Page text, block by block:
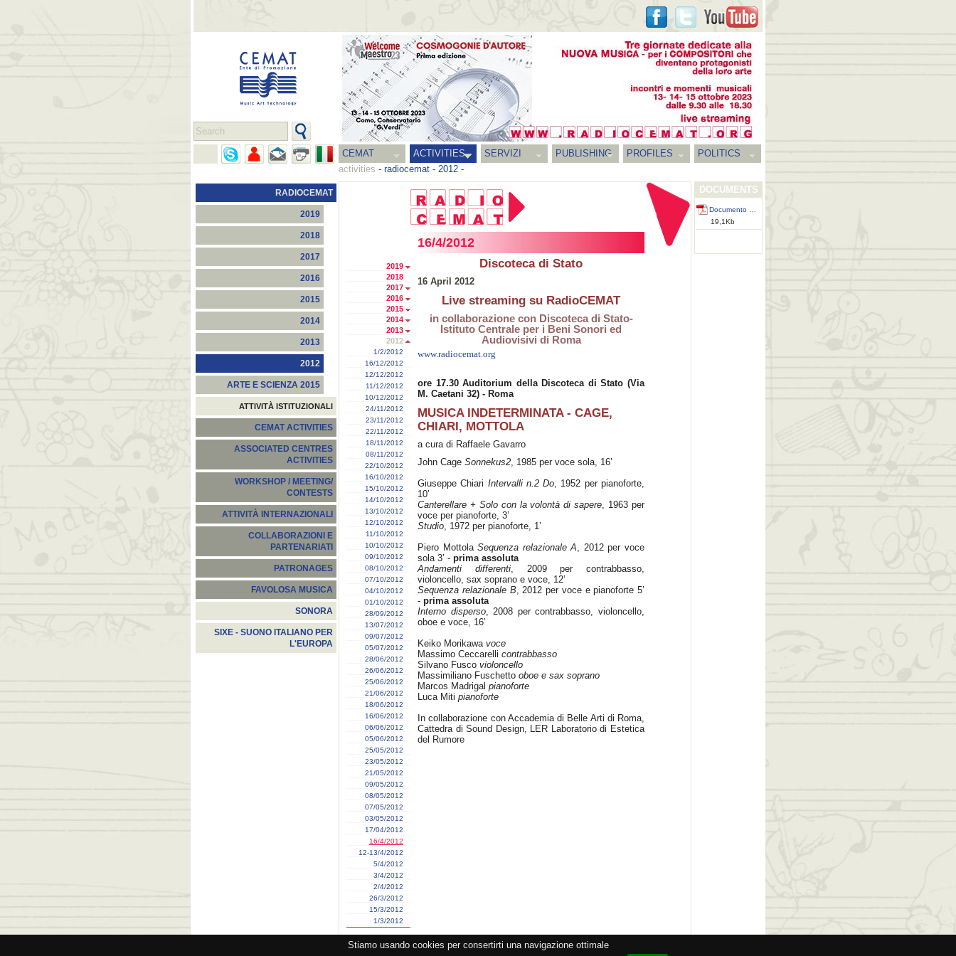
Stiamo usando cookies per consertirti una navigazione ottimale
CEMAT ACTIVITIES SERVIZI PUBLISHING PROFILES
POLITICS
activities - radiocemat - 2012 -
RADIOCEMAT
2019
2018
2017
2016
2015
2014
2013
2012
ARTE E SCIENZA 2015
ATTIVITÀ ISTITUZIONALI
CEMAT ACTIVITIES
ASSOCIATED CENTRES
ACTIVITIES
WORKSHOP / MEETING/
CONTESTS
ATTIVITÀ INTERNAZIONALI
COLLABORAZIONI E
PARTENARIATI
PATRONAGES
FAVOLOSA MUSICA
SONORA
SIXE - SUONO ITALIANO PER
L'EUROPA
2019
2018
2017
2016
2015
2014
2013
2012
1/2/2012
16/12/2012
12/12/2012
11/12/2012
10/12/2012
24/11/2012
23/11/2012
22/11/2012
18/11/2012
08/11/2012
22/10/2012
16/10/2012
15/10/2012
14/10/2012
13/10/2012
12/10/2012
11/10/2012
10/10/2012
09/10/2012
08/10/2012
07/10/2012
04/10/2012
01/10/2012
28/09/2012
13/07/2012
09/07/2012
05/07/2012
28/06/2012
26/06/2012
25/06/2012
21/06/2012
18/06/2012
16/06/2012
06/06/2012
05/06/2012
25/05/2012
23/05/2012
21/05/2012
09/05/2012
08/05/2012
07/05/2012
03/05/2012
17/04/2012
16/4/2012
12-13/4/2012
5/4/2012
3/4/2012
2/4/2012
26/3/2012
15/3/2012
1/3/2012
16/4/2012
Discoteca di Stato
16 April 2012
Live streaming su RadioCEMAT
in collaborazione con Discoteca di Stato-
Istituto Centrale per i Beni Sonori ed
Audiovisivi di Roma
www.radiocemat.org
ore 17.30Auditorium della Discoteca di Stato (Via
M. Caetani 32) - Roma
MUSICA INDETERMINATA - CAGE,
CHIARI, MOTTOLA
a cura di Raffaele Gavarro
John Cage Sonnekus2, 1985 per voce sola, 16’
Giuseppe Chiari Intervalli n.2 Do, 1952 per pianoforte,
10’
Canterellare + Solo con la volontà di sapere, 1963 per
voce per pianoforte, 3’
Studio, 1972 per pianoforte, 1’
Piero MottolaSequenza relazionale A, 2012 per voce
sola 3’ - prima assoluta
Andamenti differenti, 2009 per contrabbasso,
violoncello, sax soprano e voce, 12’
Sequenza relazionale B, 2012 per voce e pianoforte 5’
- prima assoluta
Interno disperso, 2008 per contrabbasso, violoncello,
oboe e voce, 16’
Keiko Morikawa voce
Massimo Ceccarelli contrabbasso
Silvano Fusco violoncello
Massimiliano Fuschetto oboe e sax soprano
Marcos Madrigal pianoforte
Luca Miti pianoforte
In collaborazione con Accademia di Belle Arti di Roma,
Cattedra di Sound Design, LER Laboratorio di Estetica
del Rumore
DOCUMENTS
Documento …
19,1Kb
- PI 05362381005 - Lic. SIAE 2552/1/2523 - Visitor # 93.867.411